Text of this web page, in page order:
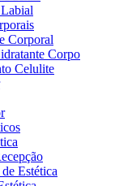
Corporal
Corpo
Celulite
Estética